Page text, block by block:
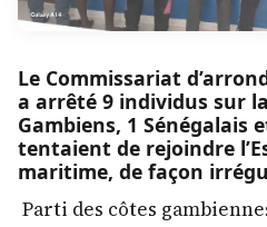
Le Commissariat
a arrêté 9 individus sur
Gambiens, 1 Sénégalais
tentaient de rejoindre
maritime, de façon
Parti des côtes